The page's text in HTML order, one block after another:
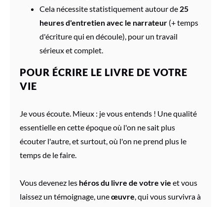
Cela nécessite statistiquement autour de 25
heures d'entretien avec le narrateur (+ temps
d'écriture qui en découle), pour un travail
sérieux et complet.
POUR ÉCRIRE LE LIVRE DE VOTRE
VIE
Je vous écoute. Mieux : je vous entends ! Une qualité
essentielle en cette époque où l'on ne sait plus
écouter l'autre, et surtout, où l'on ne prend plus le
temps de le faire.
Vous devenez les héros du livre de votre vie et vous
laissez un témoignage, uneœuvre, qui vous survivra à